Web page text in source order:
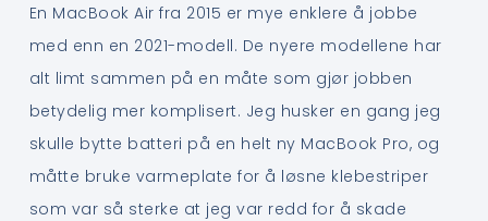
En MacBook Air fra 2015 er mye enklere å jobbe
med enn en 2021-modell. De nyere modellene har
alt limt sammen på en måte som gjør jobben
betydelig mer komplisert. Jeg husker en gang jeg
skulle bytte batteri på en helt ny MacBook Pro, og
måtte bruke varmeplate for å løsne klebestriper
som var så sterke at jeg var redd for å skade